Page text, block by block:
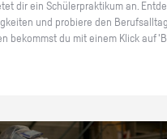
dir ein Schü­ler­prak­ti­kum an.
und pro­bie­re den
be­kommst du mit einem Klick auf